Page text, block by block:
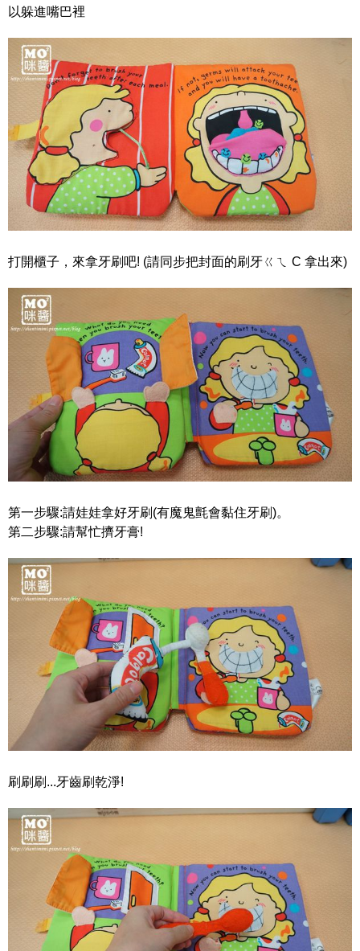
以躲進嘴巴裡
打開櫃子，來拿牙刷吧! (請同步把封面的刷牙ㄍㄟ C 拿出來)
第一步驟:請娃娃拿好牙刷(有魔鬼氈會黏住牙刷)。
第二步驟:請幫忙擠牙膏!
刷刷刷...牙齒刷乾淨!